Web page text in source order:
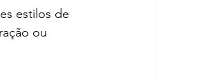
estilos de
ou